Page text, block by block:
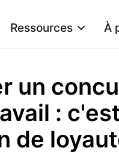
Ressources À
un
:
de